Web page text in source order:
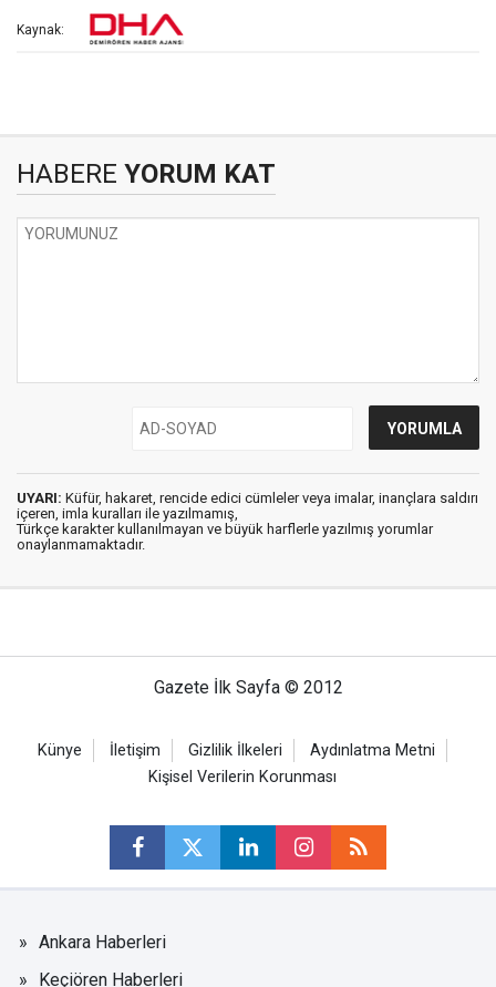
Kaynak:
HABERE YORUM KAT
UYARI: Küfür, hakaret, rencide edici cümleler veya imalar, inançlara saldırı
içeren, imla kuralları ile yazılmamış,
Türkçe karakter kullanılmayan ve büyük harflerle yazılmış yorumlar
onaylanmamaktadır.
Gazete İlk Sayfa © 2012
Künye İletişim Gizlilik İlkeleri
Aydınlatma Metni
Kişisel Verilerin Korunması
Ankara Haberleri
Keçiören Haberleri